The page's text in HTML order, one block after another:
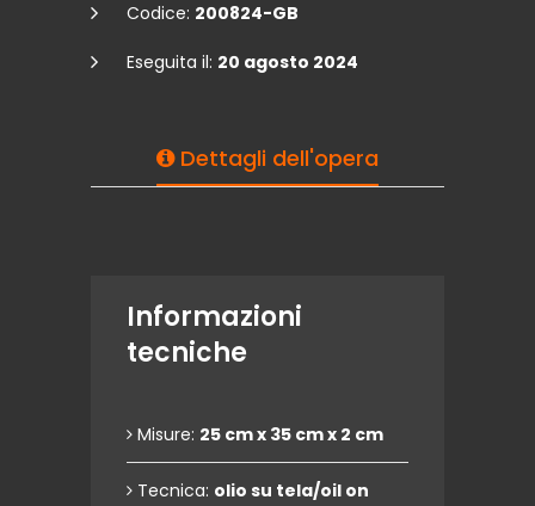
Codice: 200824-GB
Eseguita il: 20 agosto 2024
Dettagli dell'opera
Informazioni
tecniche
Misure: 25 cm x 35 cm x 2 cm
Tecnica: olio su tela/oil on